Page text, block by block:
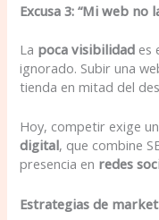
Excusa 3: “Mi web no
La poca visibilidad es
ignorado. Subir una
tienda en mitad del
Hoy, competir exige
digital, que combine
presencia en redes
Estrategias de